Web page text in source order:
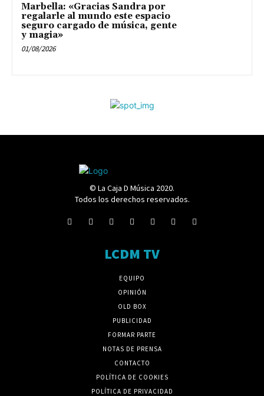
Marbella: «Gracias Sandra por
regalarle al mundo este espacio
seguro cargado de música, gente
y magia»
01/08/2026
© La Caja D Música 2020.
Todos los derechos reservados.
LCDM TV
EQUIPO
OPINIÓN
OLD BOX
PUBLICIDAD
FORMAR PARTE
NOTAS DE PRENSA
CONTACTO
POLÍTICA DE COOKIES
POLÍTICA DE PRIVACIDAD